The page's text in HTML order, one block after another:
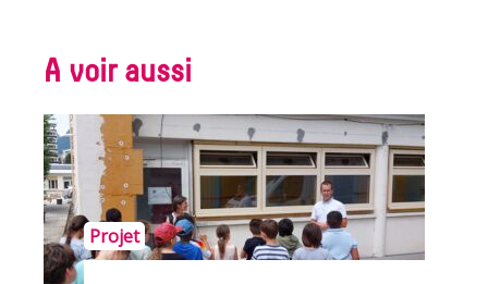
A voir aussi
Projet